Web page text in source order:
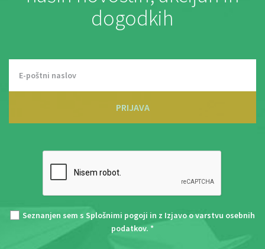
dogodkih
PRIJAVA
Seznanjen sem s Splošnimi pogoji in z Izjavo o varstvu osebnih
podatkov. *